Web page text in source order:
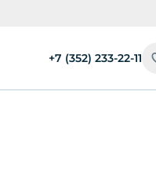
+7 (352) 233-22-11